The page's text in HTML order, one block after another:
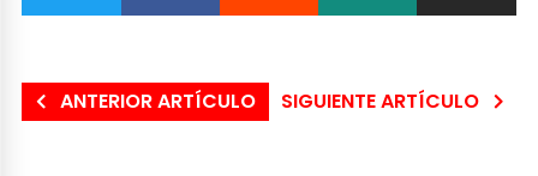
ANTERIOR ARTÍCULO SIGUIENTE ARTÍCULO